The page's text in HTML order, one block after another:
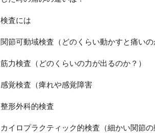
検査には
関節可動域検査（どのくらい動かすと痛いの
筋力検査（どのくらいの力が出るのか？）
感覚検査（痺れや感覚障害
整形外科的検査
カイロプラクティック的検査（細かい関節の